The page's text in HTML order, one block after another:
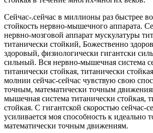
Сейчас-.сейчас в миллионы раз быстрее
стойкость нервно-мышечного аппарата.
нервно-мозговой аппарат мускулатуры
титанически стойкий, Божественно
здоровый, физиологически гигантски
сильный. Вся нервно-мышечная система
титанически стойкая, титанически
молнии сейчас-сейчас чувствую свою
точным, математически точным
мышечная система титанически стойкая,
стойкая. С гигантской скоростью сейчас-
усиливается моя способность к идеально
математически точным движениям.